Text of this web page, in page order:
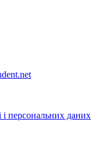
і персональних даних